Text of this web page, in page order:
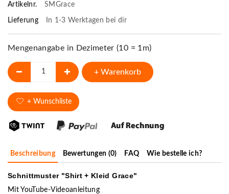
Artikelnr. SMGrace
Lieferung In 1-3 Werktagen bei dir
Mengenangabe in Dezimeter (10 = 1m)
+ Warenkorb
+ Wunschliste
Beschreibung Bewertungen (0) FAQ Wie bestelle ich?
Schnittmuster "Shirt + Kleid Grace"
Mit YouTube-Videoanleitung